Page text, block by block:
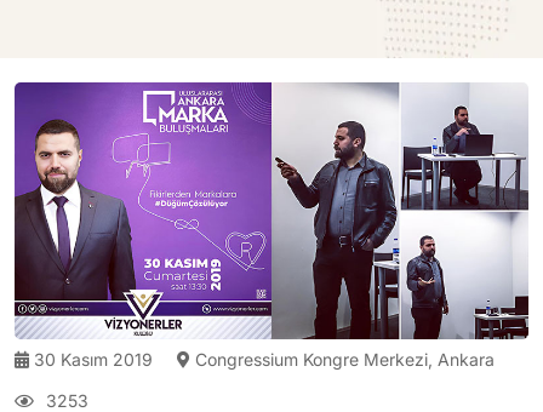
30 Kasım 2019
Congressium Kongre Merkezi, Ankara
3253